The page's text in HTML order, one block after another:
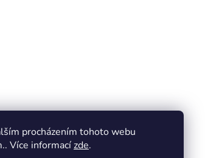
procházením tohoto webu
Více informacízde.